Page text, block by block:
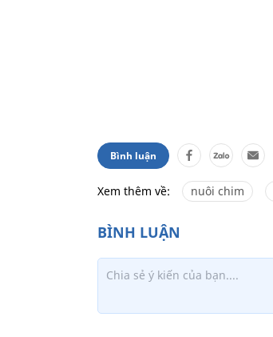
Bình luận
Xem thêm về: nuôi chim